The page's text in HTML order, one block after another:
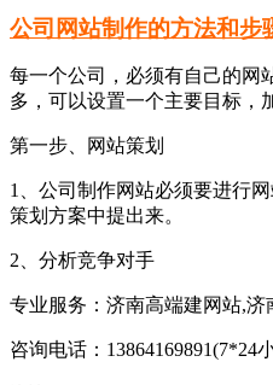
公司网站制作的方法和步
每一个公司，必须有自己的网
多，可以设置一个主要目标，
第一步、网站策划
1、公司制作网站必须要进行
策划方案中提出来。
2、分析竞争对手
专业服务：济南高端建网站,济
咨询电话：13864169891(7*24